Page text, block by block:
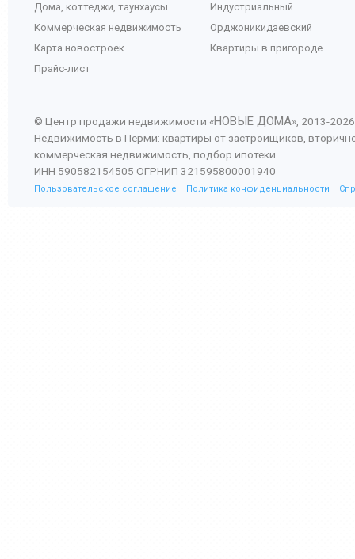
Дома, коттеджи, таунхаусы
Коммерческая недвижимость
Карта новостроек
Прайс-лист
Индустриальный
Орджоникидзевский
Квартиры в пригороде
© Центр продажи недвижимости «НОВЫЕ ДОМА», 2013-2026
Недвижимость в Перми: квартиры от застройщиков,
коммерческая недвижимость, подбор ипотеки
ИНН 590582154505 ОГРНИП 321595800001940
Пользовательское соглашение Политика конфиденциальности